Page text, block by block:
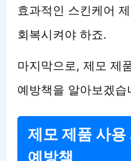
효과적인 스킨케어
회복시켜야 하죠.
마지막으로, 제모 제
예방책을 알아보겠습
제모 제품 사
예방책